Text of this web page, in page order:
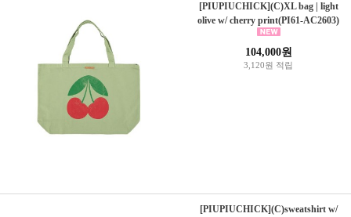
[PIUPIUCHICK](C)XL bag | light
olive w/ cherry print(PI61-AC2603)
104,000원
3,120원 적립
[PIUPIUCHICK](C)sweatshirt w/